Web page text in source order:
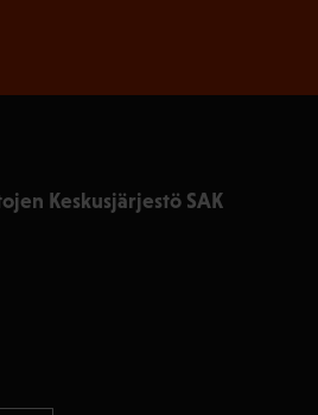
Keskusjärjestö SAK